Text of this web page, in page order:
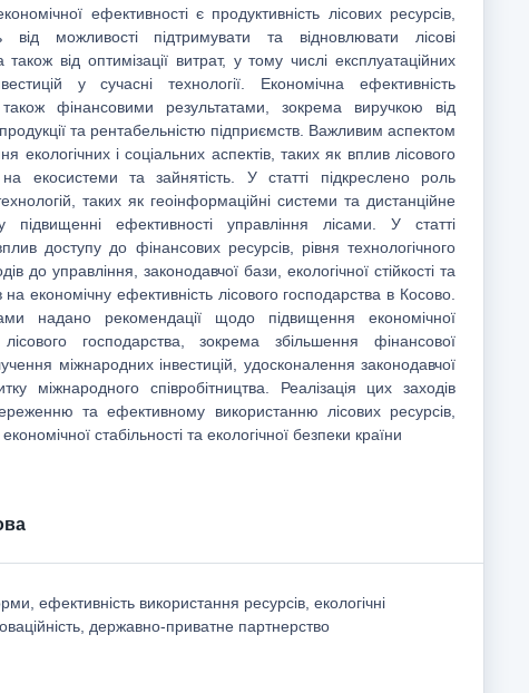
ефективності є продуктивність лісових ресурсів,
від можливості підтримувати та відновлювати лісові
від оптимізації витрат, у тому числі експлуатаційних
у сучасні технології. Економічна ефективність
також фінансовими результатами, зокрема виручкою від
та рентабельністю підприємств. Важливим аспектом
екологічних і соціальних аспектів, таких як вплив лісового
на екосистеми та зайнятість. У статті підкреслено роль
таких як геоінформаційні системи та дистанційне
підвищенні ефективності управління лісами. У статті
доступу до фінансових ресурсів, рівня технологічного
до управління, законодавчої бази, екологічної стійкості та
економічну ефективність лісового господарства в Косово.
надано рекомендації щодо підвищення економічної
лісового господарства, зокрема збільшення фінансової
міжнародних інвестицій, удосконалення законодавчої
міжнародного співробітництва. Реалізація цих заходів
та ефективному використанню лісових ресурсів,
стабільності та екологічної безпеки країни
ефективність використання ресурсів, екологічні
державно-приватне партнерство